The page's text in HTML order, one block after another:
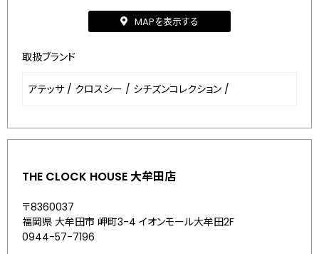
MAPを表示する
取扱ブランド
アテッサ / クロスシー / シチズンコレクション /
THE CLOCK HOUSE 大牟田店
〒8360037
福岡県 大牟田市 岬町3-4 イオンモール大牟田2F
0944-57-7196